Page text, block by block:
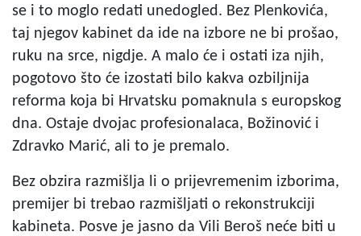
se i to moglo redati unedogled. Bez Plenkovića,
taj njegov kabinet da ide na izbore ne bi prošao,
ruku na srce, nigdje. A malo će i ostati iza njih,
pogotovo što će izostati bilo kakva ozbiljnija
reforma koja bi Hrvatsku pomaknula s europskog
dna. Ostaje dvojac profesionalaca, Božinović i
Zdravko Marić, ali to je premalo.
Bez obzira razmišlja li o prijevremenim izborima,
premijer bi trebao razmišljati o rekonstrukciji
kabineta. Posve je jasno da Vili Beroš neće biti u